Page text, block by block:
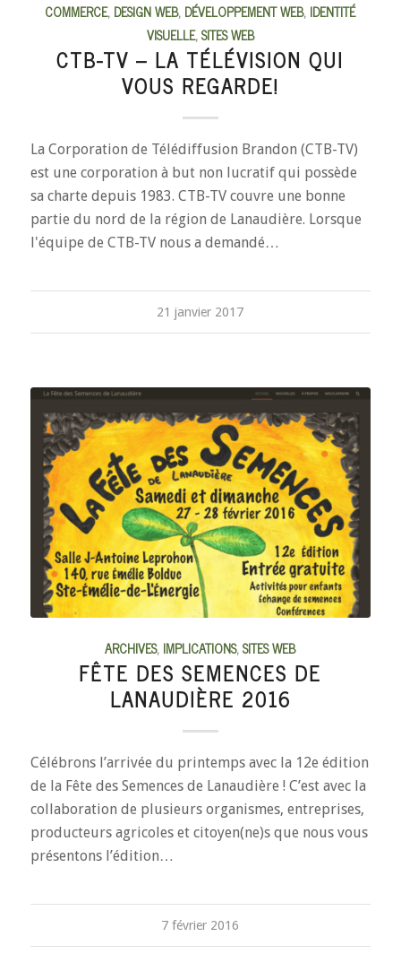
COMMERCE, DESIGN WEB, DÉVELOPPEMENT WEB, IDENTITÉ
VISUELLE,SITES WEB
CTB-TV – LA TÉLÉVISION QUI
VOUS REGARDE!
La Corporation de Télédiffusion Brandon (CTB-TV)
est une corporation à but non lucratif qui possède
sa charte depuis 1983. CTB-TV couvre une bonne
partie du nord de la région de Lanaudière. Lorsque
l'équipe de CTB-TV nous a demandé…
21 janvier 2017
ARCHIVES, IMPLICATIONS,SITES WEB
FÊTE DES SEMENCES DE
LANAUDIÈRE 2016
Célébrons l’arrivée du printemps avec la 12e édition
de la Fête des Semences de Lanaudière ! C’est avec la
collaboration de plusieurs organismes, entreprises,
producteurs agricoles et citoyen(ne)s que nous vous
présentons l’édition…
7 février 2016